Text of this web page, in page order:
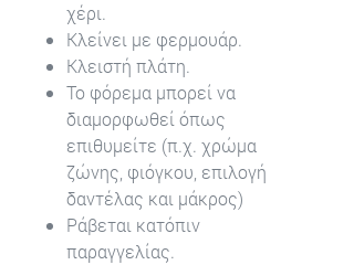
χέρι.
Κλείνει με φερμουάρ.
Κλειστή πλάτη.
Το φόρεμα μπορεί να
διαμορφωθεί όπως
επιθυμείτε (π.χ. χρώμα
ζώνης, φιόγκου, επιλογή
δαντέλας και μάκρος)
Ράβεται κατόπιν
παραγγελίας.